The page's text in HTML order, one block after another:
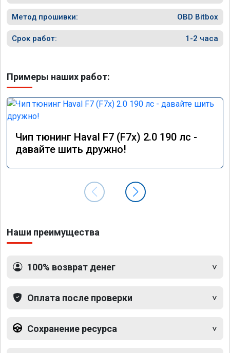
трассе, на майские праздники поехал в
мордовию, 1200км, машину не узнать - тяга
отличная, динамика разгона просто
прелесть, отзывчивость на пидаль газа
превосходная, одно удовольствие теперь
сотку при скоростном режиме 100 - 120 км/
ч. Однозначно рекомендую
воспользоваться услугами данного
сервиса, я остался очень доволен
результатом. Ещё раз большое спасибо!
Метод прошивки: OBD Bitbox
Срок работ: 1-2 часа
Примеры наших работ:
Чип тюнинг Haval F7 (F7x) 2.0 190 лс -
давайте шить дружно!
Наши преимущества
100% возврат денег
Оплата после проверки
Сохранение ресурса